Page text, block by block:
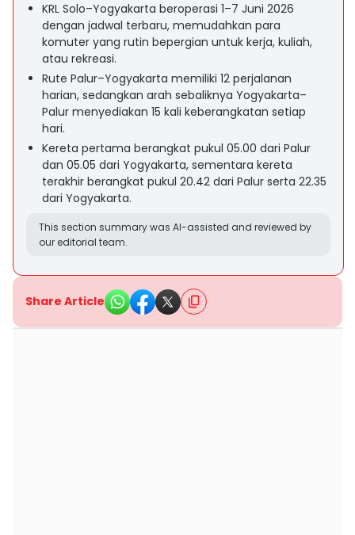
KRL Solo–Yogyakarta beroperasi 1–7 Juni 2026
dengan jadwal terbaru, memudahkan para
komuter yang rutin bepergian untuk kerja, kuliah,
atau rekreasi.
Rute Palur–Yogyakarta memiliki 12 perjalanan
harian, sedangkan arah sebaliknya Yogyakarta–
Palur menyediakan 15 kali keberangkatan setiap
hari.
Kereta pertama berangkat pukul 05.00 dari Palur
dan 05.05 dari Yogyakarta, sementara kereta
terakhir berangkat pukul 20.42 dari Palur serta 22.35
dari Yogyakarta.
This section summary was AI-assisted and reviewed by
our editorial team.
Share Article